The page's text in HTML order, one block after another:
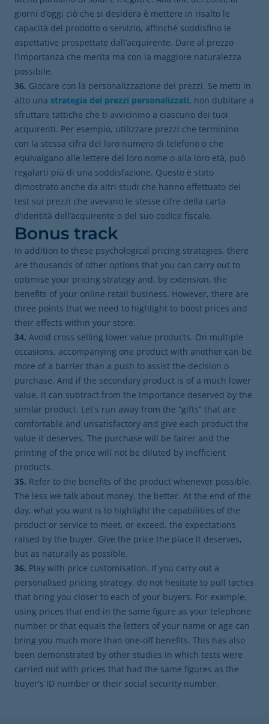
giorni d’oggi ciò che si desidera è mettere in risalto le
capacità del prodotto o servizio, affinché soddisfino le
aspettative prospettate dall’acquirente. Dare al prezzo
l’importanza che merita ma con la maggiore naturalezza
possibile.
36. Giocare con la personalizzazione dei prezzi. Se metti in
atto una strategia dei prezzi personalizzati, non dubitare a
sfruttare tattiche che ti avvicinino a ciascuno dei tuoi
acquirenti. Per esempio, utilizzare prezzi che terminino
con la stessa cifra del loro numero di telefono o che
equivalgano alle lettere del loro nome o alla loro età, può
regalarti più di una soddisfazione. Questo è stato
dimostrato anche da altri studi che hanno effettuato dei
test sui prezzi che avevano le stesse cifre della carta
d’identità dell’acquirente o del suo codice fiscale.
Bonus track
In addition to these psychological pricing strategies, there
are thousands of other options that you can carry out to
optimise your pricing strategy and, by extension, the
benefits of your online retail business. However, there are
three points that we need to highlight to boost prices and
their effects within your store.
34. Avoid cross selling lower value products. On multiple
occasions, accompanying one product with another can be
more of a barrier than a push to assist the decision o
purchase. And if the secondary product is of a much lower
value, it can subtract from the importance deserved by the
similar product. Let's run away from the “gifts” that are
comfortable and unsatisfactory and give each product the
value it deserves. The purchase will be fairer and the
printing of the price will not be diluted by inefficient
products.
35. Refer to the benefits of the product whenever possible.
The less we talk about money, the better. At the end of the
day, what you want is to highlight the capabilities of the
product or service to meet, or exceed, the expectations
raised by the buyer. Give the price the place it deserves,
but as naturally as possible.
36. Play with price customisation. If you carry out a
personalised pricing strategy, do not hesitate to pull tactics
that bring you closer to each of your buyers. For example,
using prices that end in the same figure as your telephone
number or that equals the letters of your name or age can
bring you much more than one-off benefits. This has also
been demonstrated by other studies in which tests were
carried out with prices that had the same figures as the
buyer's ID number or their social security number.